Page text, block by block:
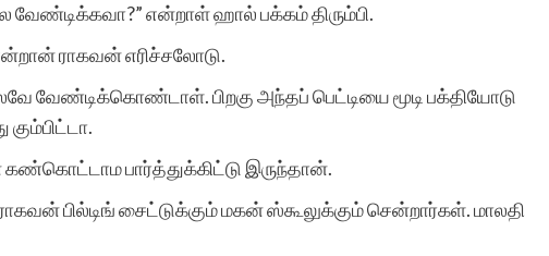
என்றாள் ஹால் பக்கம் திரும்பி.
ராகவன் எரிச்சலோடு.
வேண்டிக்கொண்டாள். பிறகு அந்தப் பெட்டியை மூடி பக்தியோடு
கும்பிட்டா.
பார்த்துக்கிட்டு இருந்தான்.
பில்டிங் சைட்டுக்கும் மகன் ஸ்கூலுக்கும் சென்றார்கள். மாலதி